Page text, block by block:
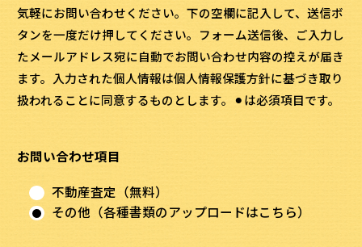
気軽にお問い合わせください。下の空欄に記入して、送信ボ
タンを一度だけ押してください。フォーム送信後、ご入力し
たメールアドレス宛に自動でお問い合わせ内容の控えが届き
ます。入力された個人情報は個人情報保護方針に基づき取り
扱われることに同意するものとします。⚫︎は必須項目です。
お問い合わせ項目
不動産査定（無料）
その他（各種書類のアップロードはこちら）